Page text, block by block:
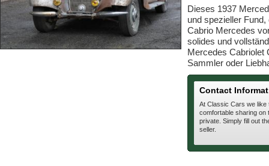
Dieses 1937
und spezieller
Cabrio Mercedes
solides und
Mercedes Cabriolet
Sammler oder
Contact
At Classic Cars we like
comfortable sharing on
private. Simply fill out
seller.